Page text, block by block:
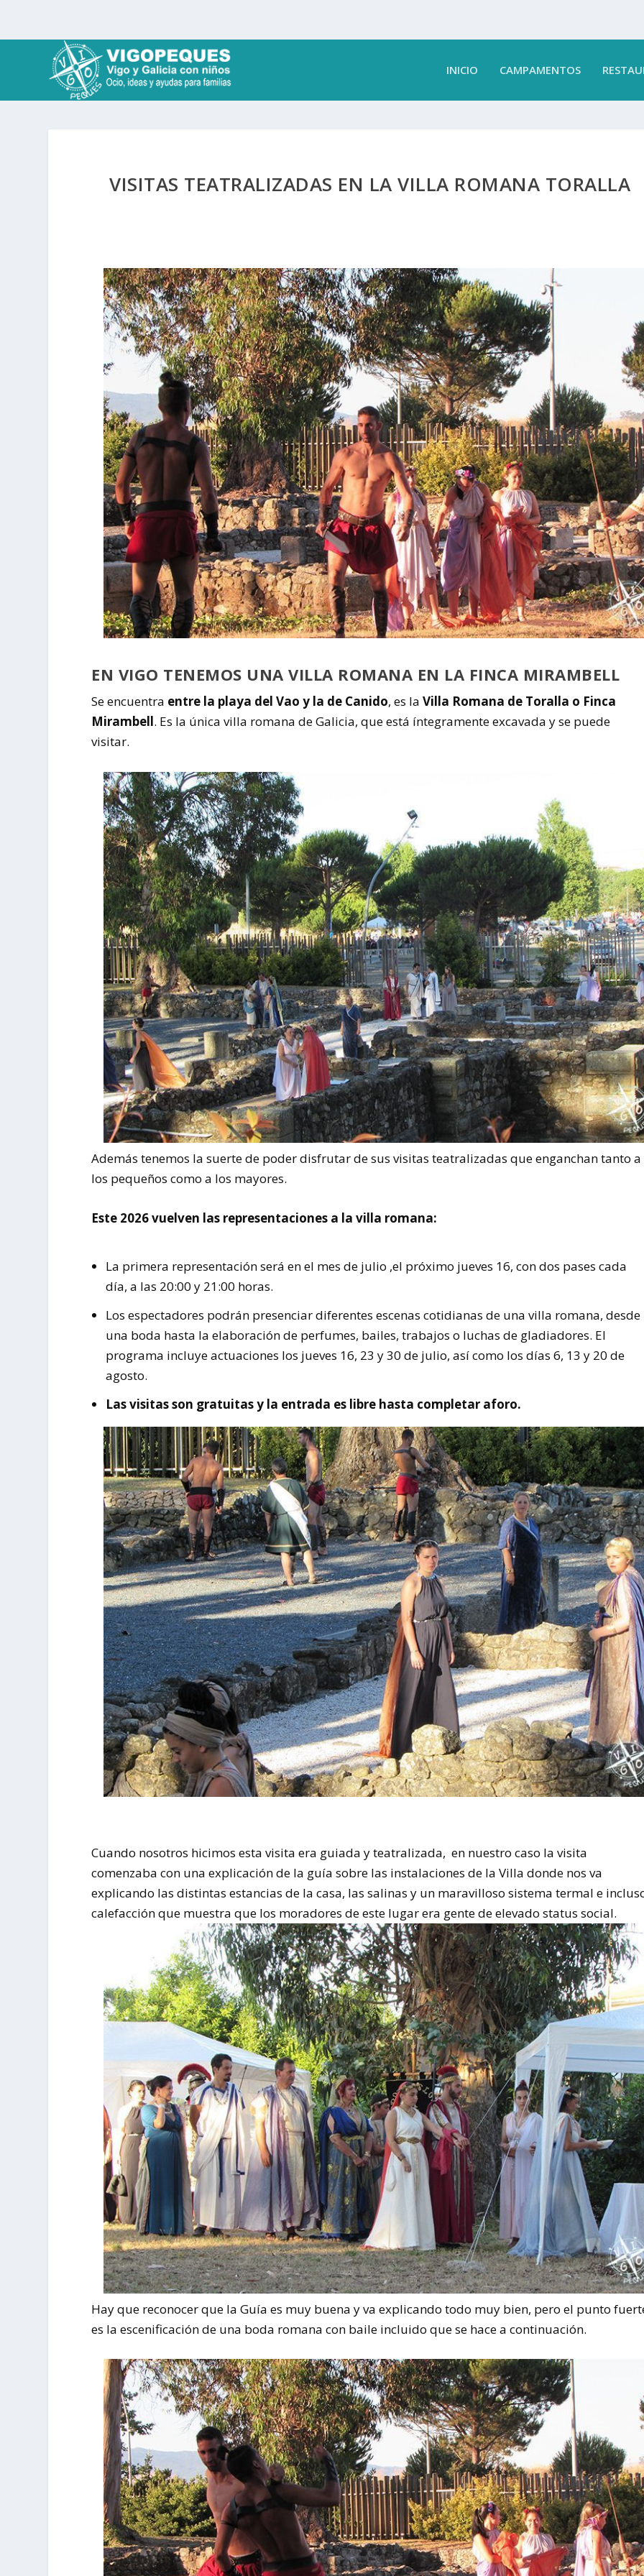
INICIO CAMPAMENTOS
VISITAS TEATRALIZADAS EN LA VILLA ROMANA TORALLA
EN VIGO TENEMOS UNA VILLA ROMANA EN LA FINCA MIRAMBELL
Se encuentra entre la playa del Vao y la de Canido, es laVilla Romana de Toralla o Finca
Mirambell. Es la única villa romana de Galicia, que está íntegramente excavada y se puede
visitar.
Además tenemos la suerte de poder disfrutar de sus visitas teatralizadas que enganchan tanto a
los pequeños como a los mayores.
Este 2026 vuelven las representaciones a la villa romana:
La primera representación será en el mes de julio ,el próximo jueves 16, con dos pases cada
día, a las 20:00 y 21:00 horas.
Los espectadores podrán presenciar diferentes escenas cotidianas de una villa romana, desde
una boda hasta la elaboración de perfumes, bailes, trabajos o luchas de gladiadores. El
programa incluye actuaciones los jueves 16, 23 y 30 de julio, así como los días 6, 13 y 20 de
agosto.
Las visitas son gratuitas y la entrada es libre hasta completar aforo.
Cuando nosotros hicimos esta visita era guiada y teatralizada, en nuestro caso la visita
comenzaba con una explicación de la guía sobre las instalaciones de la Villa donde nos va
explicando las distintas estancias de la casa, las salinas y un maravilloso sistema termal e
calefacción que muestra que los moradores de este lugar era gente de elevado status social.
Hay que reconocer que la Guía es muy buena y va explicando todo muy bien, pero el punto
es la escenificación de una boda romana con baile incluido que se hace a continuación.